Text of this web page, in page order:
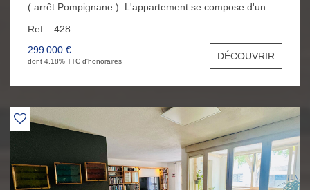
( arrêt Pompignane ). L'appartement se compose d'un
aménagée et équipée, de 3 chambres spacieuses, d'une
grande salle de bain avec douche et baignoire, d'un WC
indépendant ainsi que d'un cellier. Vous bénéficierez
également d'une climatisation réversible, de nombreux
placards, d'une place de parking en extérieur et d'une
Ref. : 428
299 000 €
dont 4.18% TTC d'honoraires DÉCOUVRIR